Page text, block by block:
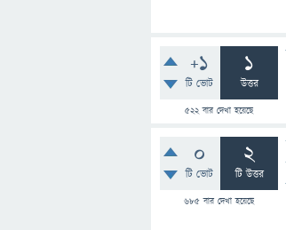
+1
টি ভোট
1
উত্তর
522বার দেখা হয়েছে
0
টি ভোট
2
টি উত্তর
685 বার দেখা হয়েছে